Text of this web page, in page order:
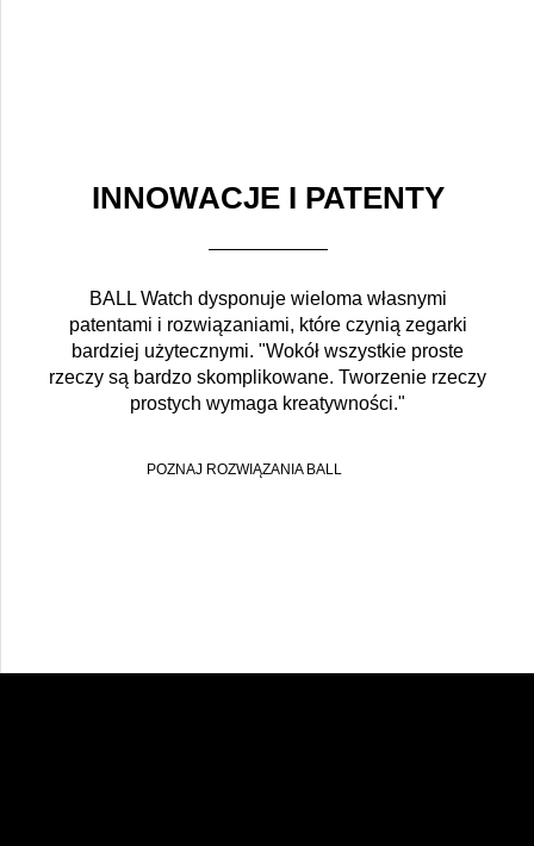
INNOWACJE I PATENTY
BALL Watch dysponuje wieloma własnymi
patentami i rozwiązaniami, które czynią zegarki
bardziej użytecznymi. "Wokół wszystkie proste
rzeczy są bardzo skomplikowane. Tworzenie rzeczy
prostych wymaga kreatywności."
POZNAJ ROZWIĄZANIA BALL